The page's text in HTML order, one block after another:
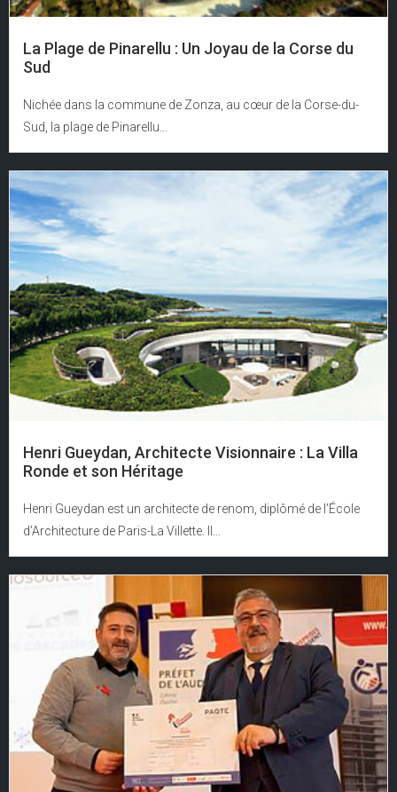
La Plage de Pinarellu : Un Joyau de la Corse du
Sud
Nichée dans la commune de Zonza, au cœur de la Corse-du-
Sud, la plage de Pinarellu...
Henri Gueydan, Architecte Visionnaire : La Villa
Ronde et son Héritage
Henri Gueydan est un architecte de renom, diplômé de l’École
d’Architecture de Paris-La Villette. Il...